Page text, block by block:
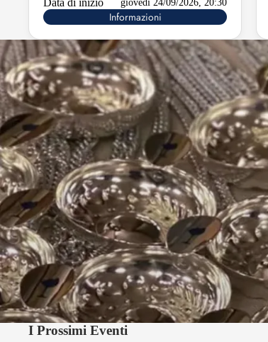
giovedi 24/09/2026, 20:30
Informazioni
I Prossimi Eventi